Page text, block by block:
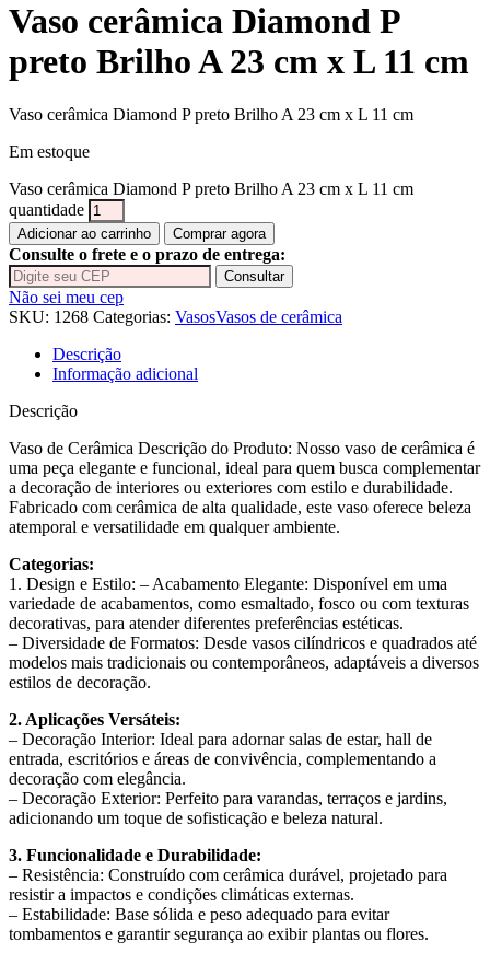
Vaso cerâmica Diamond P
preto Brilho A 23 cm x L 11 cm
Vaso cerâmica Diamond P preto Brilho A 23 cm x L 11 cm
Em estoque
Vaso cerâmica Diamond P preto Brilho A 23 cm x L 11 cm
quantidade
Adicionar ao carrinho Comprar agora
Consulte o frete e o prazo de entrega:
Consultar
Não sei meu cep
SKU: 1268 Categorias: VasosVasos de cerâmica
Descrição
Informação adicional
Descrição
Vaso de Cerâmica Descrição do Produto: Nosso vaso de cerâmica é
uma peça elegante e funcional, ideal para quem busca complementar
a decoração de interiores ou exteriores com estilo e durabilidade.
Fabricado com cerâmica de alta qualidade, este vaso oferece beleza
atemporal e versatilidade em qualquer ambiente.
Categorias:
1. Design e Estilo: – Acabamento Elegante: Disponível em uma
variedade de acabamentos, como esmaltado, fosco ou com texturas
decorativas, para atender diferentes preferências estéticas.
– Diversidade de Formatos: Desde vasos cilíndricos e quadrados até
modelos mais tradicionais ou contemporâneos, adaptáveis a diversos
estilos de decoração.
2. Aplicações Versáteis:
– Decoração Interior: Ideal para adornar salas de estar, hall de
entrada, escritórios e áreas de convivência, complementando a
decoração com elegância.
– Decoração Exterior: Perfeito para varandas, terraços e jardins,
adicionando um toque de sofisticação e beleza natural.
3. Funcionalidade e Durabilidade:
– Resistência: Construído com cerâmica durável, projetado para
resistir a impactos e condições climáticas externas.
– Estabilidade: Base sólida e peso adequado para evitar
tombamentos e garantir segurança ao exibir plantas ou flores.